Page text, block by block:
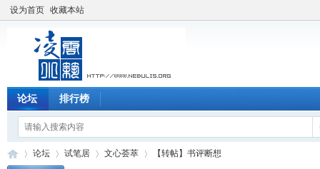
设为首页 收藏本站
论坛 排行榜
论坛 试笔居 文心荟萃 【转帖】书评断想